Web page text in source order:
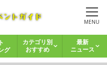
MENU
グ
カテゴリ別
おすすめ
最新
ニュース